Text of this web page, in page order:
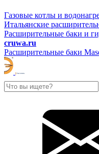
Газовые котлы и
Итальянские
Расширительные баки и
cruwa.ru
Расширительные баки